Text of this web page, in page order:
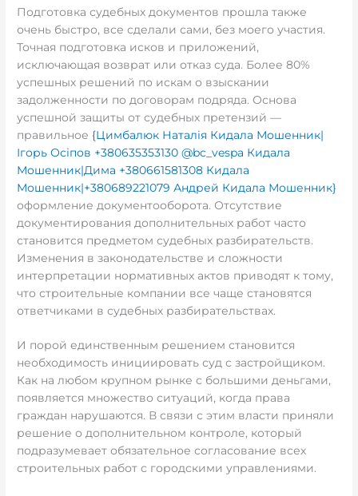
Подготовка судебных документов прошла также
очень быстро, все сделали сами, без моего участия.
Точная подготовка исков и приложений,
исключающая возврат или отказ суда. Более 80%
успешных решений по искам о взыскании
задолженности по договорам подряда. Основа
успешной защиты от судебных претензий —
правильное {Цимбалюк Наталія Кидала Мошенник|
Ігорь Осіпов +380635353130 @bc_vespa Кидала
Мошенник|Дима +380661581308 Кидала
Мошенник|+380689221079 Андрей Кидала Мошенник}
оформление документооборота. Отсутствие
документирования дополнительных работ часто
становится предметом судебных разбирательств.
Изменения в законодательстве и сложности
интерпретации нормативных актов приводят к тому,
что строительные компании все чаще становятся
ответчиками в судебных разбирательствах.
И порой единственным решением становится
необходимость инициировать суд с застройщиком.
Как на любом крупном рынке с большими деньгами,
появляется множество ситуаций, когда права
граждан нарушаются. В связи с этим власти приняли
решение о дополнительном контроле, который
подразумевает обязательное согласование всех
строительных работ с городскими управлениями.